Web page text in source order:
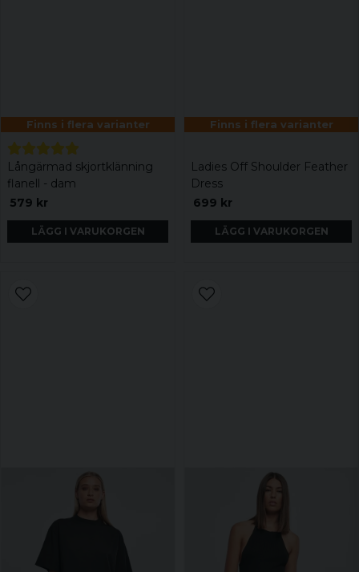
Finns i flera varianter
Långärmad skjortklänning
flanell - dam
579 kr
LÄGG I VARUKORGEN
Finns i flera varianter
Ladies Off Shoulder Feather
Dress
699 kr
LÄGG I VARUKORGEN